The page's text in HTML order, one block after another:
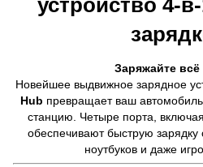
устройство 4-
Заряжайте всё
Новейшее выдвижное зарядное
Hub превращает ваш
станцию. Четыре порта,
обеспечивают быструю
ноутбуков и даже